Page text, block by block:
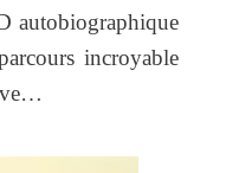
autobiographique
incroyable